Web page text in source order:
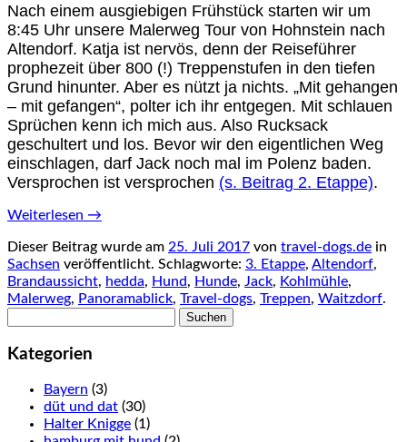
Nach einem ausgiebigen Frühstück starten wir um
8:45 Uhr unsere Malerweg Tour von Hohnstein nach
Altendorf. Katja ist nervös, denn der Reiseführer
prophezeit über 800 (!) Treppenstufen in den tiefen
Grund hinunter. Aber es nützt ja nichts. „Mit gehangen
– mit gefangen“, polter ich ihr entgegen. Mit schlauen
Sprüchen kenn ich mich aus. Also Rucksack
geschultert und los. Bevor wir den eigentlichen Weg
einschlagen, darf Jack noch mal im Polenz baden.
Versprochen ist versprochen (s. Beitrag 2. Etappe).
Weiterlesen →
Dieser Beitrag wurde am 25. Juli 2017 von travel-dogs.de in
Sachsen veröffentlicht. Schlagworte: 3. Etappe, Altendorf,
Brandaussicht, hedda, Hund, Hunde, Jack, Kohlmühle,
Malerweg, Panoramablick, Travel-dogs, Treppen, Waitzdorf.
Kategorien
Bayern (3)
düt und dat (30)
Halter Knigge (1)